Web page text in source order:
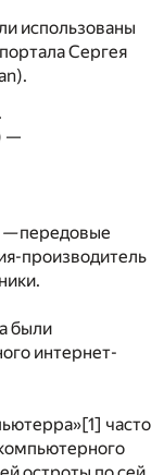
использованы
Сергея
—
—передовые
производитель
были
интернет-
часто